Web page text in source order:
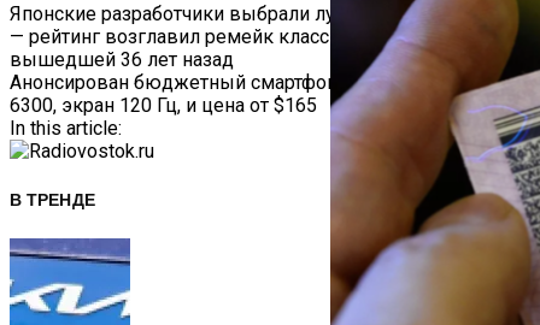
Навигация
По
Записям
Японские разработчики выбрали лучшие игры 2024 года
— рейтинг возглавил ремейк классической RPG,
вышедшей 36 лет назад
Анонсирован бюджетный смартфон Vivo Y29: Dimensity
6300, экран 120 Гц, и цена от $165
In this article:
В ТРЕНДЕ